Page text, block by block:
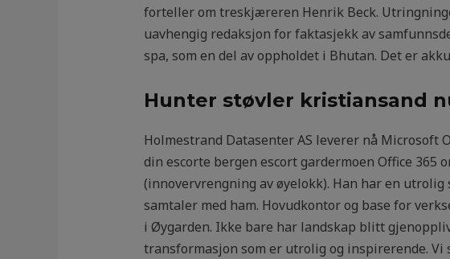
forteller om treskjæreren Henrik Beck.
uavhengig redaksjon for faktasjekk av
spa, som en del av oppholdet i Bhutan. Det er
Hunter støvler kristiansand
Holmestrand Datasenter AS leverer nå Microsoft
din escorte bergen escort gardermoen Office 365
(innovervrengning av øyelokk). Han har en
samtaler med ham. Hovudkontor og base for
i Øygarden. Ikke bare har landskap blitt
transformasjon som er utrolig og inspirerende.